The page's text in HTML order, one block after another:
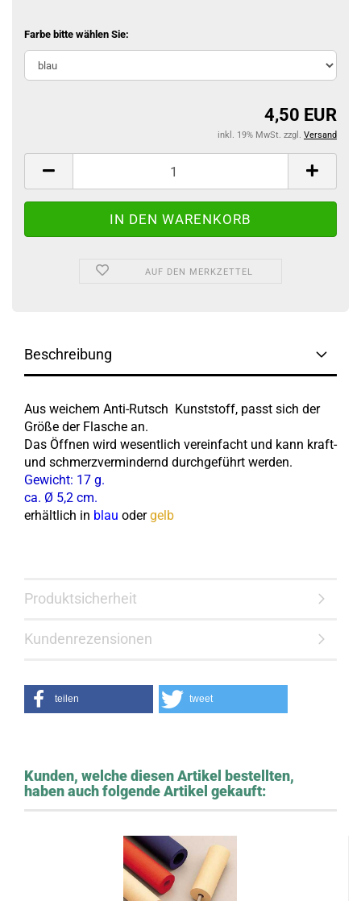
Farbe bitte wählen Sie:
4,50 EUR
inkl. 19% MwSt. zzgl. Versand
AUF DEN MERKZETTEL
Beschreibung
Aus weichem Anti-Rutsch Kunststoff, passt sich der
Größe der Flasche an.
Das Öffnen wird wesentlich vereinfacht und kann kraft-
und schmerzvermindernd durchgeführt werden.
Gewicht: 17 g.
ca. Ø 5,2 cm.
erhältlich in blau odergelb
Produktsicherheit
Kundenrezensionen
teilen tweet
Kunden, welche diesen Artikel bestellten,
haben auch folgende Artikel gekauft: